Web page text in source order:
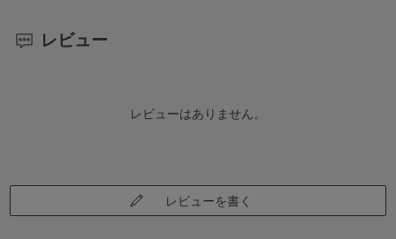
レビュー
レビューはありません。
レビューを書く